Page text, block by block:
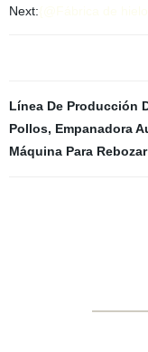
Next:
Línea De Producción
Pollos, Empanadora
Máquina Para